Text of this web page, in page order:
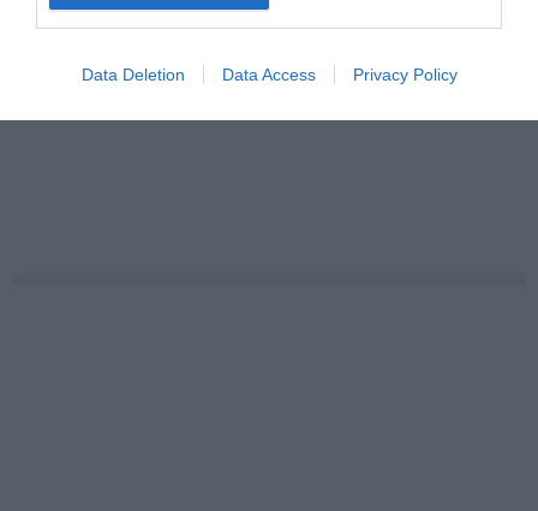
Data Deletion Data Access Privacy Policy